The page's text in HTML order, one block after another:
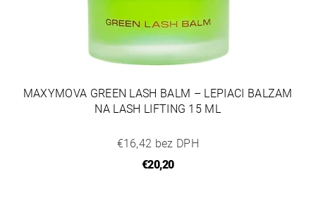
MAXYMOVA GREEN LASH BALM – LEPIACI BALZAM
NA LASH LIFTING 15 ML
€16,42 bez DPH
€20,20